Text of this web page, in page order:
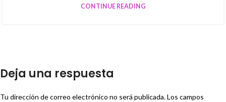
CONTINUE READING
Deja una respuesta
Tu dirección de correo electrónico no será publicada.Los campos